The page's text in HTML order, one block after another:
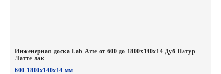
Инженерная доска Lab Arte от 600 до 1800х140х14 Дуб Натур
Латте лак
600-1800х140х14 мм